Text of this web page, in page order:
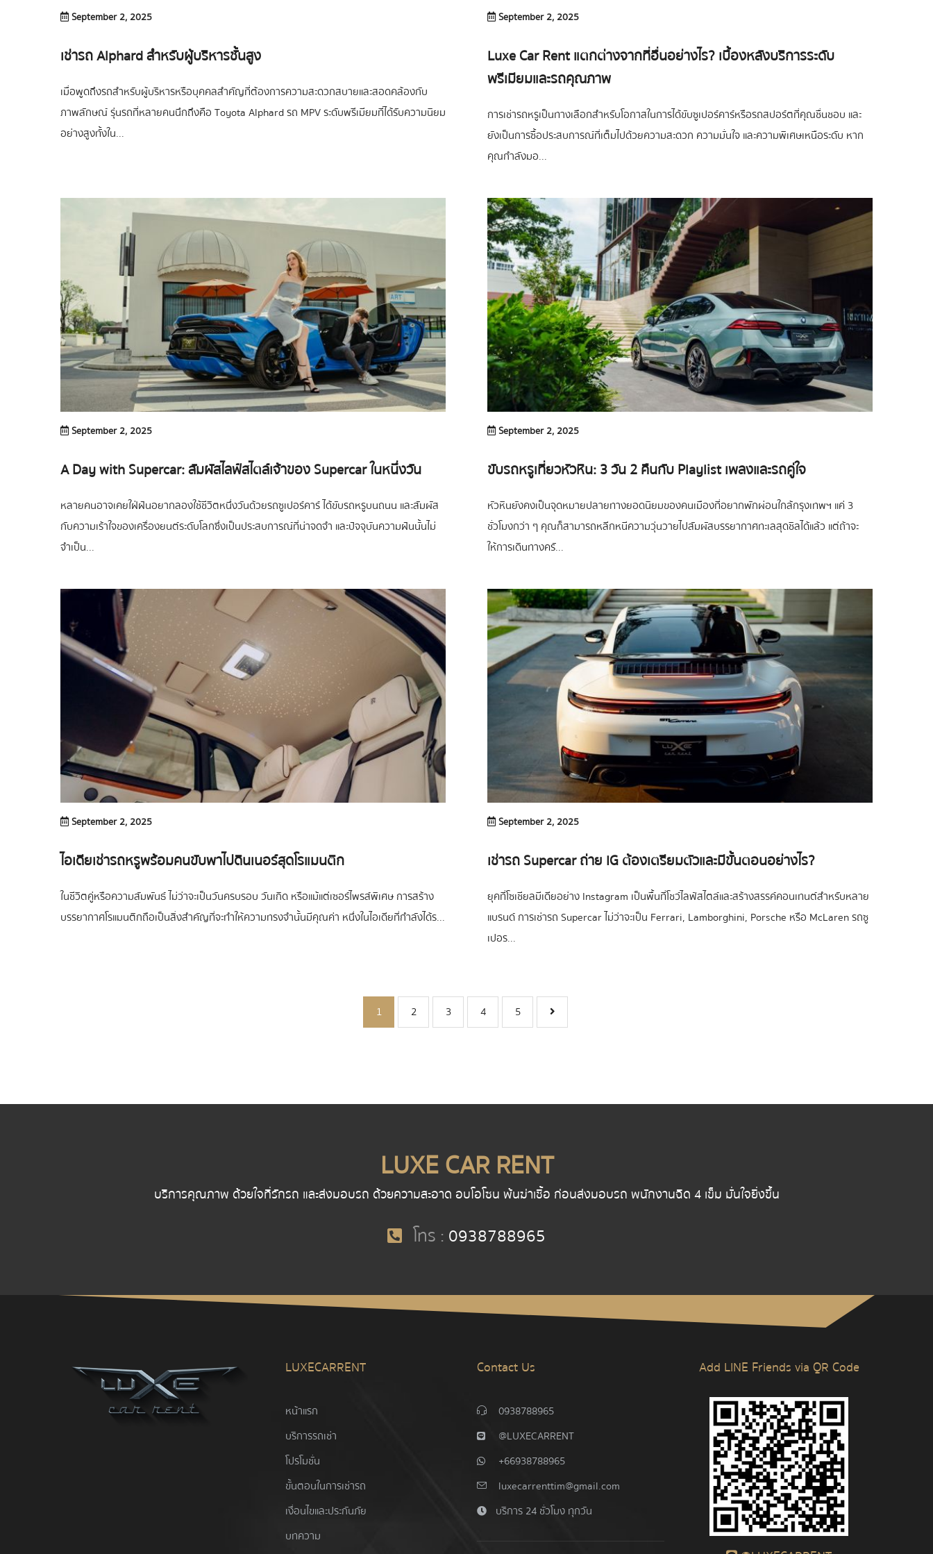
September 2, 2025
เช่ารถ Alphard สำหรับผู้บริหารชั้นสูง
เมื่อพูดถึงรถสำหรับผู้บริหารหรือบุคคลสำคัญที่ต้องการความสะดวกสบายและสอดคล้องกับ
ภาพลักษณ์ รุ่นรถที่หลายคนนึกถึงคือ Toyota Alphard รถ MPV ระดับพรีเมียมที่ได้รับความนิยม
อย่างสูงทั้งใน...
September 2, 2025
Luxe Car Rent แตกต่างจากที่อื่นอย่างไร? เบื้องหลังบริการระดับ
พรีเมียมและรถคุณภาพ
การเช่ารถหรูเป็นทางเลือกสำหรับโอกาสในการได้ขับซูเปอร์คาร์หรือรถสปอร์ตที่คุณชื่นชอบ และ
ยังเป็นการซื้อประสบการณ์ที่เต็มไปด้วยความสะดวก ความมั่นใจ และความพิเศษเหนือระดับ หาก
คุณกำลังมอ...
September 2, 2025
A Day with Supercar: สัมผัสไลฟ์สไตล์เจ้าของ Supercar ในหนึ่งวัน
หลายคนอาจเคยใฝ่ฝันอยากลองใช้ชีวิตหนึ่งวันด้วยรถซูเปอร์คาร์ ได้ขับรถหรูบนถนน และสัมผัส
กับความเร้าใจของเครื่องยนต์ระดับโลกซึ่งเป็นประสบการณ์ที่น่าจดจำ และปัจจุบันความฝันนั้นไม่
จำเป็น...
September 2, 2025
ขับรถหรูเที่ยวหัวหิน: 3 วัน 2 คืนกับ Playlist เพลงและรถคู่ใจ
หัวหินยังคงเป็นจุดหมายปลายทางยอดนิยมของคนเมืองที่อยากพักผ่อนใกล้กรุงเทพฯ แค่ 3
ชั่วโมงกว่า ๆ คุณก็สามารถหลีกหนีความวุ่นวายไปสัมผัสบรรยากาศทะเลสุดชิลได้แล้ว แต่ถ้าจะ
ให้การเดินทางครั...
September 2, 2025
ไอเดียเช่ารถหรูพร้อมคนขับพาไปดินเนอร์สุดโรแมนติก
ในชีวิตคู่หรือความสัมพันธ์ ไม่ว่าจะเป็นวันครบรอบ วันเกิด หรือแม้แต่เซอร์ไพรส์พิเศษ การสร้าง
บรรยากาศโรแมนติกถือเป็นสิ่งสำคัญที่จะทำให้ความทรงจำนั้นมีคุณค่า หนึ่งในไอเดียที่กำลังได้ร...
September 2, 2025
เช่ารถ Supercar ถ่าย IG ต้องเตรียมตัวและมีขั้นตอนอย่างไร?
ยุคที่โซเชียลมีเดียอย่าง Instagram เป็นพื้นที่โชว์ไลฟ์สไตล์และสร้างสรรค์คอนเทนต์สำหรับหลาย
แบรนด์ การเช่ารถ Supercar ไม่ว่าจะเป็น Ferrari, Lamborghini, Porsche หรือ McLaren รถซู
เปอร...
1 2 3 4 5
LUXE CAR RENT
บริการคุณภาพ ด้วยใจที่รักรถ และส่งมอบรถ ด้วยความสะอาด อบโอโซน พ้นฆ่าเชื้อ ก่อนส่งมอบรถ พนักงานฉีด 4 เข็ม มั่นใจยิ่งขึ้น
โทร : 0938788965
LUXECARRENT
หน้าแรก
บริการรถเช่า
โปรโมชั่น
ขั้นตอนในการเช่ารถ
เงื่อนไขและประกันภัย
บทความ
Contact Us
0938788965
@LUXECARRENT
+66938788965
luxecarrenttim@gmail.com
บริการ 24 ชั่วโมง ทุกวัน
Add LINE Friends via QR Code